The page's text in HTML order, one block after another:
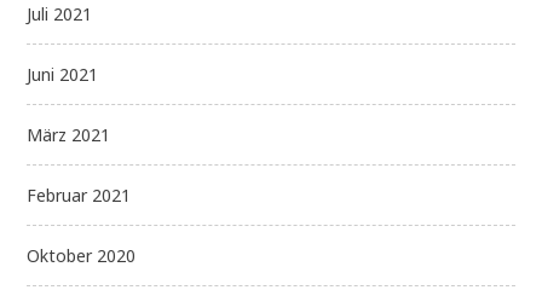
Juli 2021
Juni 2021
März 2021
Februar 2021
Oktober 2020